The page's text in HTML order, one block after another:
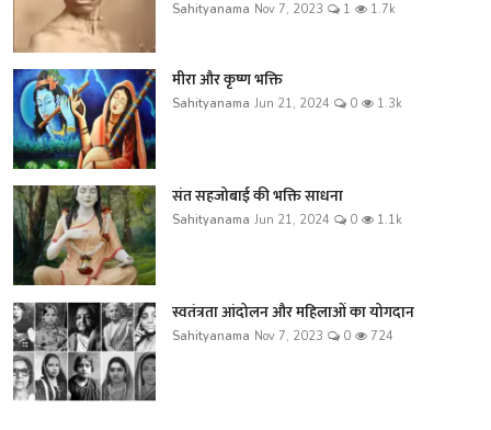
Sahityanama Nov 7, 2023 1 1.7k
मीरा और कृष्ण भक्ति
Sahityanama Jun 21, 2024 0 1.3k
संत सहजोबाई की भक्ति साधना
Sahityanama Jun 21, 2024 0 1.1k
स्वतंत्रता आंदोलन और महिलाओं का योगदान
Sahityanama Nov 7, 2023 0 724